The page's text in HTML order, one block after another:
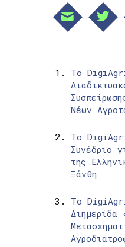
Το
Νέων
Το
Συνέδριο
της
Ξάνθη
Το
Διημερίδα